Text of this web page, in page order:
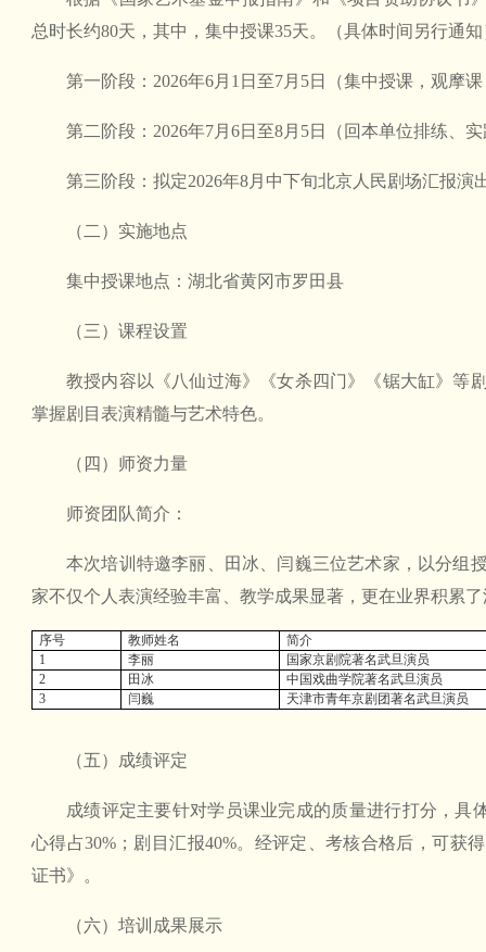
总时长约80天，其中，集中授课35天。（具体时间另行通知
第一阶段：2026年6月1日至7月5日（集中授课，观摩
第二阶段：2026年7月6日至8月5日（回本单位排练、
第三阶段：拟定2026年8月中下旬北京人民剧场汇报演
（二）实施地点
集中授课地点：湖北省黄冈市罗田县
（三）课程设置
教授内容以《八仙过海》《女杀四门》《锯大缸》等
掌握剧目表演精髓与艺术特色。
（四）师资力量
师资团队简介：
本次培训特邀李丽、田冰、闫巍三位艺术家，以分组
家不仅个人表演经验丰富、教学成果显著，更在业界积累
序号 教师姓名
简介
1
李丽
国家京剧院著名武旦演员
2
田冰
中国戏曲学院著名武旦演员
3
闫巍 天津市青年京剧团著名武旦演员
（五）成绩评定
成绩评定主要针对学员课业完成的质量进行打分，具
心得占30%；剧目汇报40%。经评定、考核合格后，可获
证书》。
（六）培训成果展示